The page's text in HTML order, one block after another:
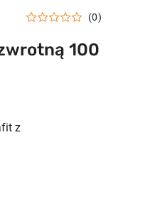
(0)
100
z